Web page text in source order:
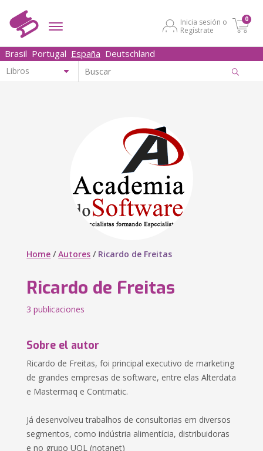
Inicia sesión o
Regístrate
0
Brasil Portugal España Deutschland
Home /Autores / Ricardo de Freitas
Ricardo de Freitas
3 publicaciones
Sobre el autor
Ricardo de Freitas, foi principal executivo de marketing
de grandes empresas de software, entre elas Alterdata
e Mastermaq e Contmatic.
Já desenvolveu trabalhos de consultorias em diversos
segmentos, como indústria alimentícia, distribuidoras
e no grupo UOL (notanet)